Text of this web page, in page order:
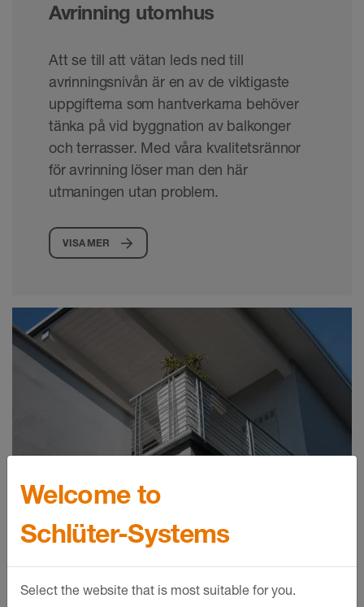
Avrinning utomhus
Att se till att vätan leds ned till
avrinningsnivån är en av de viktigaste
uppgifterna som hantverkarna behöver
tänka på vid byggnation av balkonger
och terrasser. Med våra kvalitetsrännor
för avrinning löser man den här
utmaningen utan problem.
VISA MER
Rännsystem för utomhusbruk
Welcome to
Schlüter-Systems
Select the website that is most suitable for you.